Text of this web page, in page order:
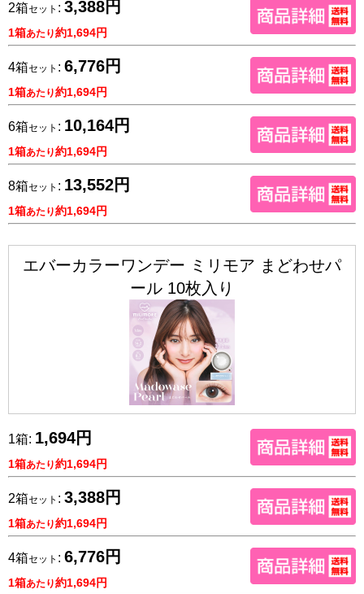
2箱セット : 3,388円
1箱あたり約1,694円
4箱セット : 6,776円
1箱あたり約1,694円
6箱セット : 10,164円
1箱あたり約1,694円
8箱セット : 13,552円
1箱あたり約1,694円
エバーカラーワンデー ミリモア まどわせパ
ール 10枚入り
1箱: 1,694円
1箱あたり約1,694円
2箱セット : 3,388円
1箱あたり約1,694円
4箱セット : 6,776円
1箱あたり約1,694円